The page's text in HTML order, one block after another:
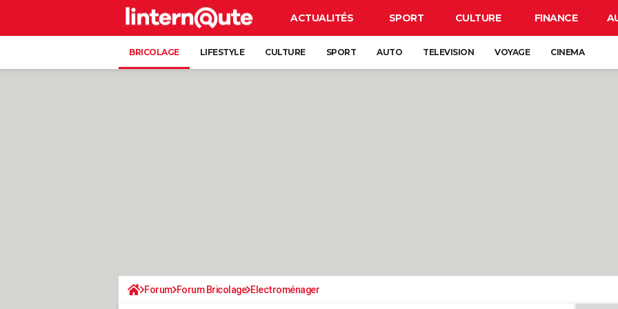
ACTUALITÉS SPORT CULTURE FINANCE
BRICOLAGE LIFESTYLE CULTURE SPORT AUTO TELEVISION VOYAGE CINEMA
Forum Forum Bricolage Electroménager